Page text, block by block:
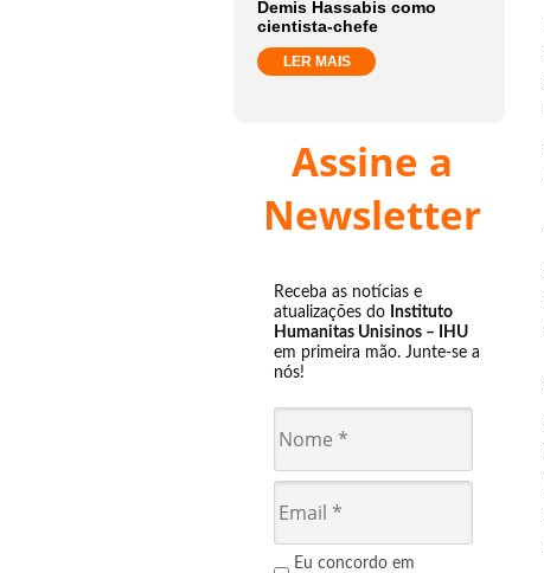
Demis Hassabis como
cientista-chefe
LER MAIS
Assine a
Newsletter
Receba as notícias e
atualizações do Instituto
Humanitas Unisinos – IHU
em primeira mão. Junte-se a
nós!
Eu concordo em